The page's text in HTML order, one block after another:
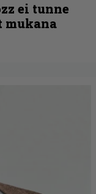
ei tunne
mukana